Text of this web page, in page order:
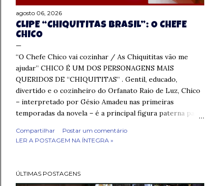
agosto 06, 2026
CLIPE “CHIQUITITAS BRASIL”: O CHEFE
CHICO
“O Chefe Chico vai cozinhar / As Chiquititas vão me
ajudar” CHICO É UM DOS PERSONAGENS MAIS
QUERIDOS DE “CHIQUITITAS” . Gentil, educado,
divertido e o cozinheiro do Orfanato Raio de Luz, Chico
– interpretado por Gésio Amadeu nas primeiras
temporadas da novela – é a principal figura paterna para
relação próxima que ele tem com o grupo de garotas
uma daquelas crianças crescerem! Suas cenas com a Mili
Compartilhar
Postar um comentário
LER A POSTAGEM NA ÍNTEGRA »
ÚLTIMAS POSTAGENS